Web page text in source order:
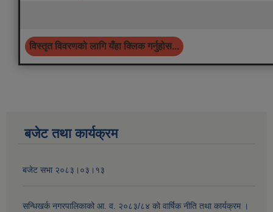
विस्तृत विवरणको लागि यँहा क्लिक गर्नुहोस...
बजेट तथा कार्यक्रम
बजेट सभा २०८३।०३।१३
सन्धिखर्क नगरपालिकाको आ. व. २०८३/८४ काे वार्षिक नीति तथा कार्यक्रम ।